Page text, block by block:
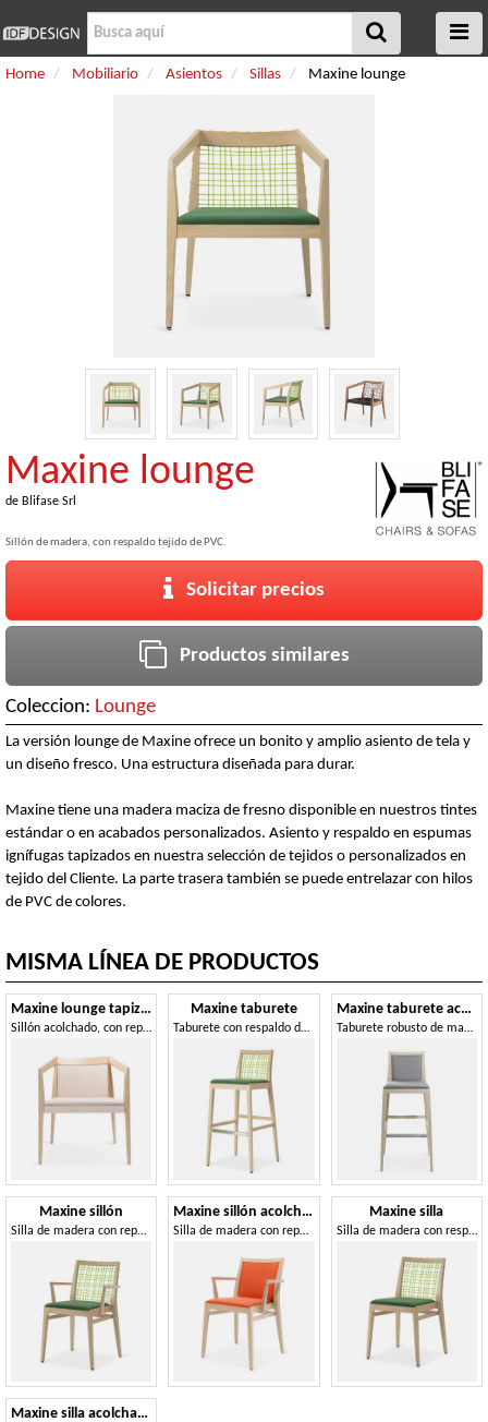
Home Mobiliario Asientos Sillas Maxine lounge
Maxine lounge
de Blifase Srl
Sillón de madera, con respaldo tejido de PVC.
Solicitar precios
Productos similares
Coleccion: Lounge
La versión lounge de Maxine ofrece un bonito y amplio asiento de tela y
un diseño fresco. Una estructura diseñada para durar.
Maxine tiene una madera maciza de fresno disponible en nuestros tintes
estándar o en acabados personalizados. Asiento y respaldo en espumas
ignífugas tapizados en nuestra selección de tejidos o personalizados en
tejido del Cliente. La parte trasera también se puede entrelazar con hilos
de PVC de colores.
MISMA LÍNEA DE PRODUCTOS
Maxine lounge tapizado
Sillón acolchado, con reposabrazos.
Maxine taburete
Taburete con respaldo de PVC tejido
Maxine taburete acolchado
Taburete robusto de madera de fresno, acolchado
Maxine sillón
Silla de madera con reposabrazos, respaldo tejido de PVC.
Maxine sillón acolchado
Silla de madera con reposabrazos, con cómodo acolchado.
Maxine silla
Silla de madera con respaldo tejido de PVC de colores.
Maxine silla acolchada